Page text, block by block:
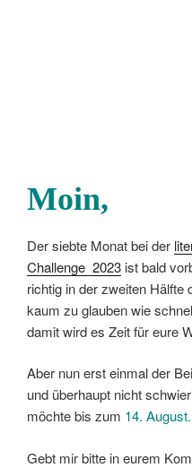
Moin,
Der siebte Monat bei der
Challenge 2023 ist bald
richtig in der zweiten Hälfte
kaum zu glauben wie
damit wird es Zeit für eure
Aber nun erst einmal der
und überhaupt nicht
möchte bis zum 14. August.
Gebt mir bitte in eurem